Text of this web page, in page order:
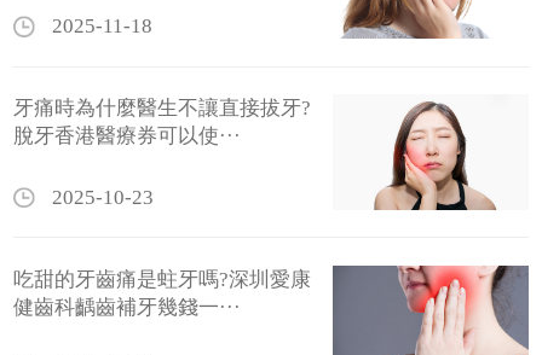
6215 7070)30年老字號牙科,旗下深圳愛康健口腔醫院長
者醫療券已全面啟用,口腔檢查、牙痛、活動牙、杜牙
可使用香港醫療券！
2025-11-18
牙痛時為什麼醫生不讓直接拔牙?
脫牙香港醫療券可以使···
2025-10-23
吃甜的牙齒痛是蛀牙嗎?深圳愛康
健齒科齲齒補牙幾錢一···